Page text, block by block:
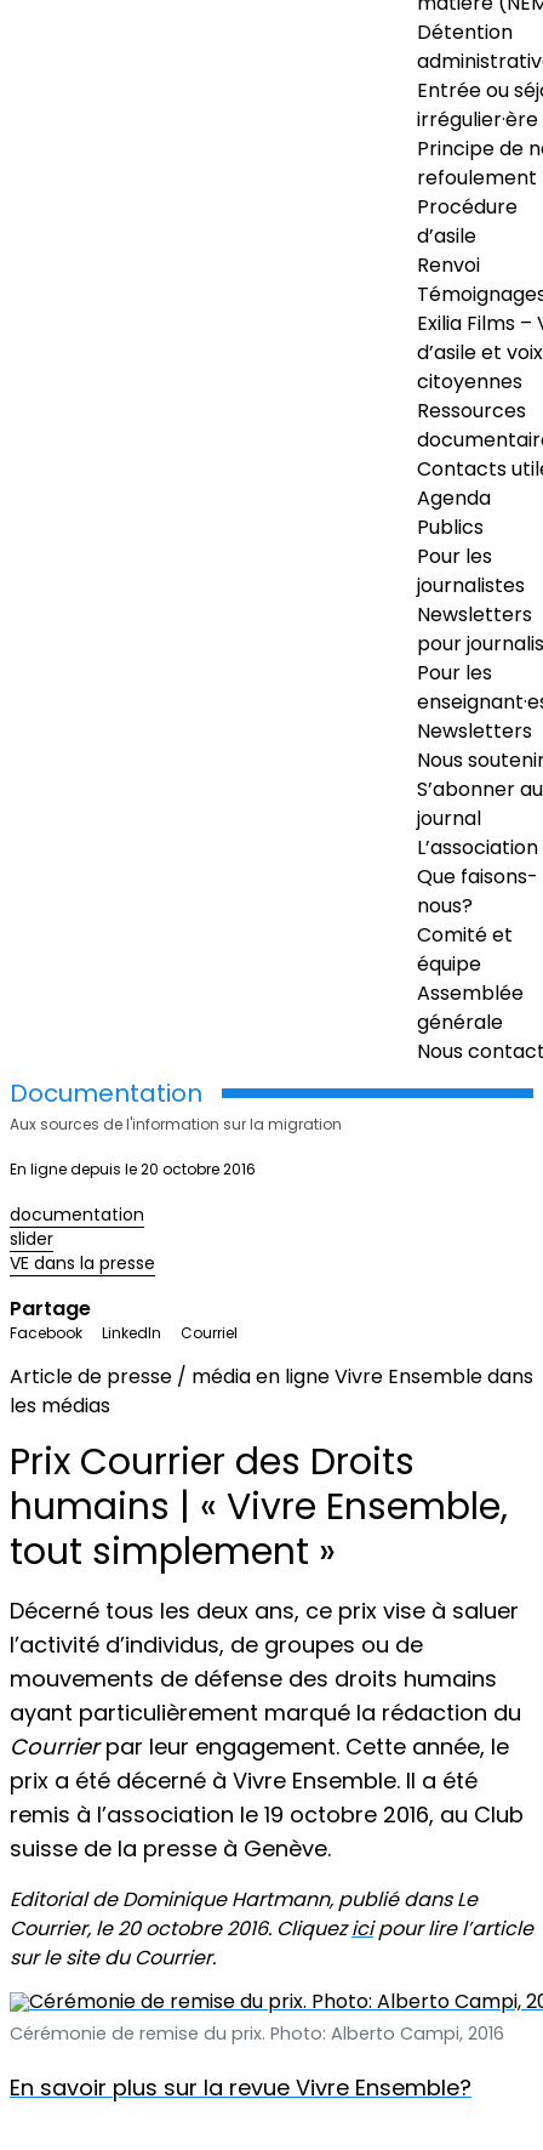
Détention
Entrée ou
irrégulier·ère
Principe de
refoulement
Procédure
d’asile
Renvoi
Exilia Films –
d’asile et voix
citoyennes
Ressources
Contacts
Agenda
Publics
Pour les
journalistes
Newsletters
pour
Pour les
Newsletters
Nous
S’abonner au
journal
L’association
Que faisons-
nous?
Comité et
équipe
Assemblée
générale
Nous
Documentation
Aux sources de l'information sur la migration
En ligne depuis le 20 octobre 2016
documentation
slider
VE dans la presse
Partage
Facebook LinkedIn Courriel
Article de presse / média en ligneVivre Ensemble dans
les médias
Prix Courrier des Droits
humains | « Vivre Ensemble,
tout simplement »
Décerné tous les deux ans, ce prix vise à saluer
l’activité d’individus, de groupes ou de
mouvements de défense des droits humains
ayant particulièrement marqué la rédaction du
Courrierpar leur engagement. Cette année, le
prix a été décerné à Vivre Ensemble. Il a été
remis à l’association le 19 octobre 2016, au Club
suisse de la presse à Genève.
Editorial de Dominique Hartmann, publié dans Le
Courrier, le 20 octobre 2016. Cliquezicipour lire l’article
sur le site du Courrier.
Cérémonie de remise du prix. Photo: Alberto Campi, 2016
En savoir plus sur la revue Vivre Ensemble?